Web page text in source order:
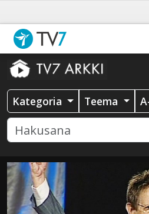
Kategoria Teema